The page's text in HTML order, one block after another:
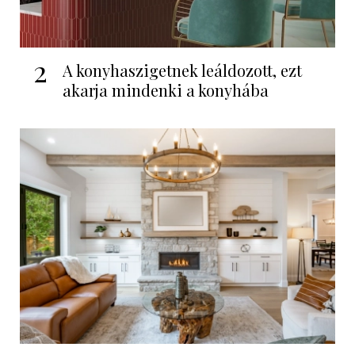
2
A konyhaszigetnek leáldozott, ezt
akarja mindenki a konyhába